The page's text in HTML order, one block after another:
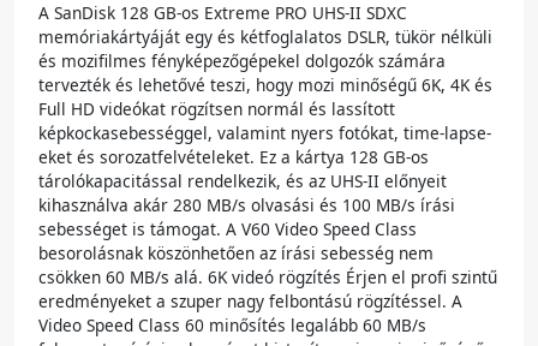
A SanDisk 128 GB-os Extreme PRO UHS-II SDXC
memóriakártyáját egy és kétfoglalatos DSLR, tükör nélküli
és mozifilmes fényképezőgépekel dolgozók számára
tervezték és lehetővé teszi, hogy mozi minőségű 6K, 4K és
Full HD videókat rögzítsen normál és lassított
képkockasebességgel, valamint nyers fotókat, time-lapse-
eket és sorozatfelvételeket. Ez a kártya 128 GB-os
tárolókapacitással rendelkezik, és az UHS-II előnyeit
kihasználva akár 280 MB/s olvasási és 100 MB/s írási
sebességet is támogat. A V60 Video Speed Class
besorolásnak köszönhetően az írási sebesség nem
csökken 60 MB/s alá. 6K videó rögzítés Érjen el profi szintű
eredményeket a szuper nagy felbontású rögzítéssel. A
Video Speed Class 60 minősítés legalább 60 MB/s